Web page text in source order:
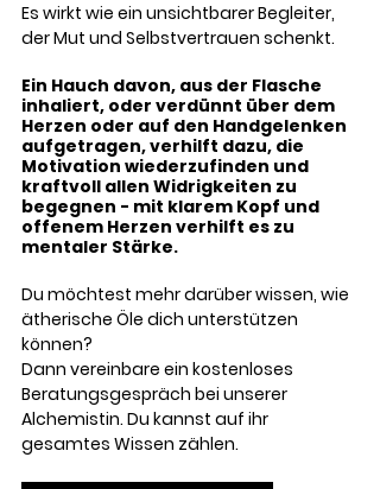
Es wirkt wie ein unsichtbarer Begleiter,
der Mut und Selbstvertrauen schenkt.
Ein Hauch davon, aus der Flasche
inhaliert, oder verdünnt über dem
Herzen oder auf den Handgelenken
aufgetragen, verhilft dazu, die
Motivation wiederzufinden und
kraftvoll allen Widrigkeiten zu
begegnen - mit klarem Kopf und
offenem Herzen verhilft es zu
mentaler Stärke.
Du möchtest mehr darüber wissen, wie
ätherische Öle dich unterstützen
können?
Dann vereinbare ein kostenloses
Beratungsgespräch bei unserer
Alchemistin. Du kannst auf ihr
gesamtes Wissen zählen.